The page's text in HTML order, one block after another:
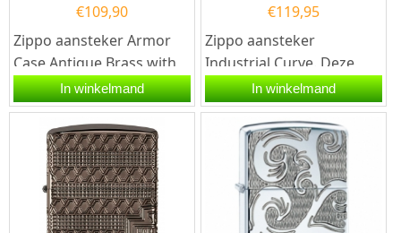
€109,90
Zippo aansteker Armor
Case Antique Brass with
Flame.Deze Zippo
aansteker heeft een
Antique Brass...
In winkelmand
€119,95
Zippo aansteker
Industrial Curve. Deze
Zippo aansteker heeft
een hoogglans afwerking
en aan de...
In winkelmand